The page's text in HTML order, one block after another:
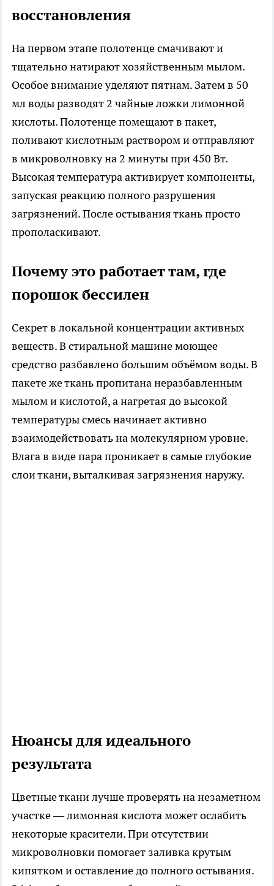
восстановления
На первом этапе полотенце смачивают и
тщательно натирают хозяйственным мылом.
Особое внимание уделяют пятнам. Затем в 50
мл воды разводят 2 чайные ложки лимонной
кислоты. Полотенце помещают в пакет,
поливают кислотным раствором и отправляют
в микроволновку на 2 минуты при 450 Вт.
Высокая температура активирует компоненты,
запуская реакцию полного разрушения
загрязнений. После остывания ткань просто
прополаскивают.
Почему это работает там, где
порошок бессилен
Секрет в локальной концентрации активных
веществ. В стиральной машине моющее
средство разбавлено большим объёмом воды. В
пакете же ткань пропитана неразбавленным
мылом и кислотой, а нагретая до высокой
температуры смесь начинает активно
взаимодействовать на молекулярном уровне.
Влага в виде пара проникает в самые глубокие
слои ткани, выталкивая загрязнения наружу.
Нюансы для идеального
результата
Цветные ткани лучше проверять на незаметном
участке — лимонная кислота может ослабить
некоторые красители. При отсутствии
микроволновки помогает заливка крутым
кипятком и оставление до полного остывания.